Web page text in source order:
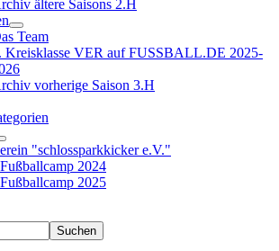
ältere Saisons 2.H
Team
Kreisklasse VER auf FUSSBALL.DE 2025-
vorherige Saison 3.H
"schlossparkkicker e.V."
2024
2025
Suchen